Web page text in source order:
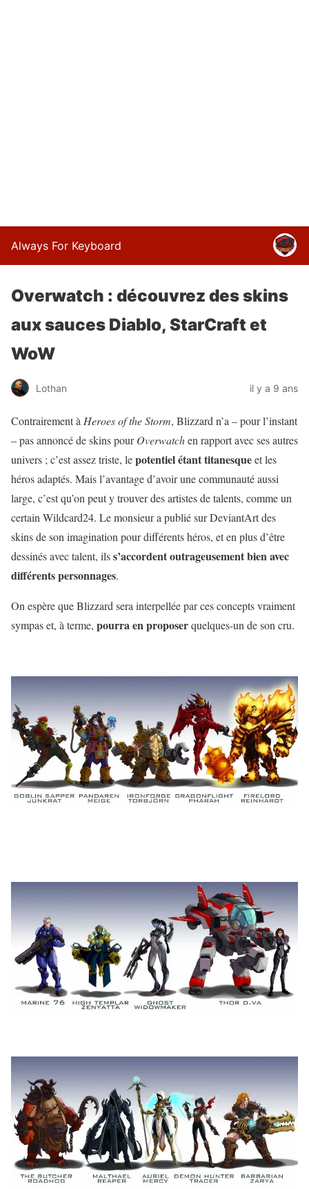
Always For Keyboard
Overwatch : découvrez des skins
aux sauces Diablo, StarCraft et
WoW
Lothan il y a 9 ans
Contrairement à Heroes of the Storm, Blizzard n’a – pour l’instant
– pas annoncé de skins pourOverwatchen rapport avec ses autres
univers ; c’est assez triste, lepotentiel étant titanesqueet les
héros adaptés. Mais l’avantage d’avoir une communauté aussi
large, c’est qu’on peut y trouver des artistes de talents, comme un
certain Wildcard24. Le monsieur a publié sur DeviantArt des
skins de son imagination pour différents héros, et en plus d’être
dessinés avec talent, ilss’accordent outrageusement bien avec
différents personnages.
On espère que Blizzard sera interpellée par ces concepts vraiment
sympas et, à terme, pourra en proposerquelques-un de son cru.